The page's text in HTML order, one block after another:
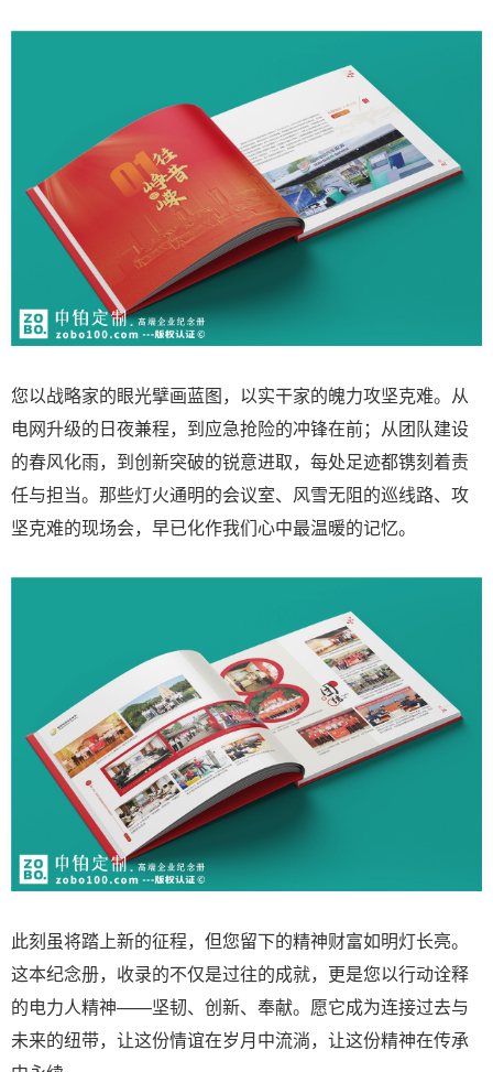
您以战略家的眼光擘画蓝图，以实干家的魄力攻坚克难。从
电网升级的日夜兼程，到应急抢险的冲锋在前；从团队建设
的春风化雨，到创新突破的锐意进取，每处足迹都镌刻着责
任与担当。那些灯火通明的会议室、风雪无阻的巡线路、攻
坚克难的现场会，早已化作我们心中最温暖的记忆。
此刻虽将踏上新的征程，但您留下的精神财富如明灯长亮。
这本纪念册，收录的不仅是过往的成就，更是您以行动诠释
的电力人精神——坚韧、创新、奉献。愿它成为连接过去与
未来的纽带，让这份情谊在岁月中流淌，让这份精神在传承